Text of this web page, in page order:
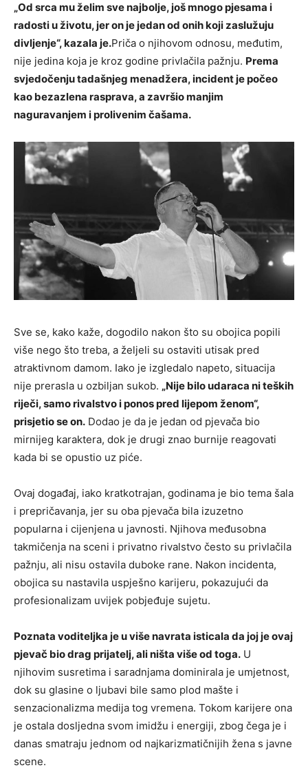
„Od srca mu želim sve najbolje, još mnogo pjesama i
radosti u životu, jer on je jedan od onih koji zaslužuju
divljenje“, kazala je.Priča o njihovom odnosu, međutim,
nije jedina koja je kroz godine privlačila pažnju. Prema
svjedočenju tadašnjeg menadžera, incident je počeo
kao bezazlena rasprava, a završio manjim
naguravanjem i prolivenim čašama.
Sve se, kako kaže, dogodilo nakon što su obojica popili
više nego što treba, a željeli su ostaviti utisak pred
atraktivnom damom. Iako je izgledalo napeto, situacija
nije prerasla u ozbiljan sukob. „Nije bilo udaraca ni teških
riječi, samo rivalstvo i ponos pred lijepom ženom“,
prisjetio se on. Dodao je da je jedan od pjevača bio
mirnijeg karaktera, dok je drugi znao burnije reagovati
kada bi se opustio uz piće.
Ovaj događaj, iako kratkotrajan, godinama je bio tema šala
i prepričavanja, jer su oba pjevača bila izuzetno
popularna i cijenjena u javnosti. Njihova međusobna
takmičenja na sceni i privatno rivalstvo često su privlačila
pažnju, ali nisu ostavila duboke rane. Nakon incidenta,
obojica su nastavila uspješno karijeru, pokazujući da
profesionalizam uvijek pobjeđuje sujetu.
Poznata voditeljka je u više navrata isticala da joj je ovaj
pjevač bio drag prijatelj, ali ništa više od toga. U
njihovim susretima i saradnjama dominirala je umjetnost,
dok su glasine o ljubavi bile samo plod mašte i
senzacionalizma medija tog vremena. Tokom karijere ona
je ostala dosljedna svom imidžu i energiji, zbog čega je i
danas smatraju jednom od najkarizmatičnijih žena s javne
scene.